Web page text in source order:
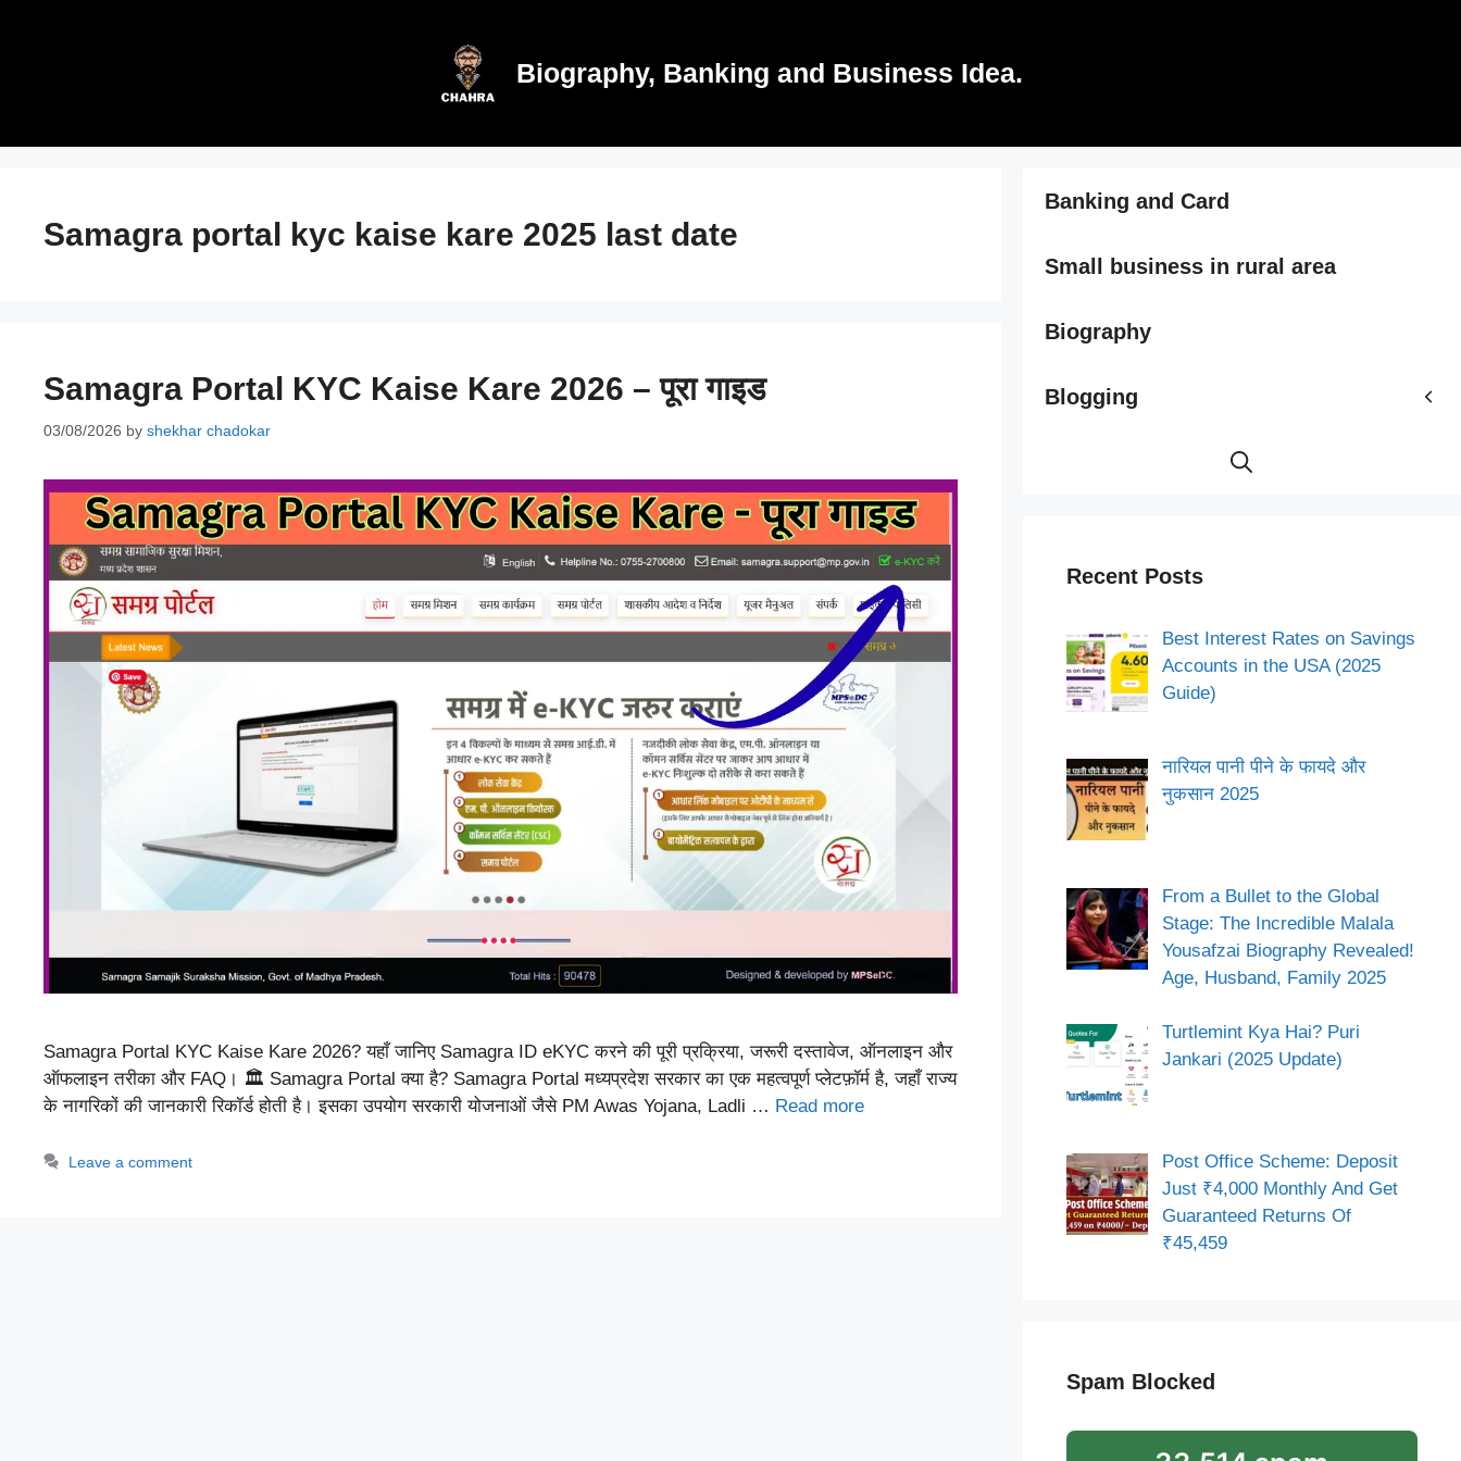
Biography, Banking and Business Idea.
Samagra portal kyc kaise kare 2025 last date
Samagra Portal KYC Kaise Kare 2026 – पूरा गाइड
03/08/2026 by shekhar chadokar
Samagra Portal KYC Kaise Kare 2026? यहाँ जानिए Samagra ID eKYC करने की पूरी प्रक्रिया, जरूरी दस्तावेज, ऑनलाइन और
ऑफलाइन तरीका और FAQ। 🏛 Samagra Portal क्या है? Samagra Portal मध्यप्रदेश सरकार का एक महत्वपूर्ण प्लेटफ़ॉर्म है, जहाँ राज्य
के नागरिकों की जानकारी रिकॉर्ड होती है। इसका उपयोग सरकारी योजनाओं जैसे PM Awas Yojana, Ladli … Read more
Leave a comment
Banking and Card
Small business in rural area
Biography
Blogging
Recent Posts
Best Interest Rates on Savings
Accounts in the USA (2025
Guide)
नारियल पानी पीने के फायदे और
नुकसान 2025
From a Bullet to the Global
Stage: The Incredible Malala
Yousafzai Biography Revealed!
Age, Husband, Family 2025
Turtlemint Kya Hai? Puri
Jankari (2025 Update)
Post Office Scheme: Deposit
Just ₹4,000 Monthly And Get
Guaranteed Returns Of
₹45,459
Spam Blocked